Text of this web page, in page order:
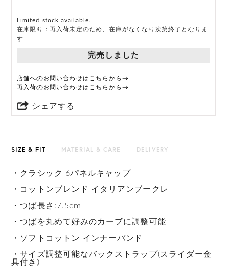
Limited stock available.
在庫限り：再入荷未定のため、在庫がなくなり次第終了となりま
す
完売しました
店舗へのお問い合わせはこちらから→
再入荷のお問い合わせはこちらから→
シェアする
SIZE & FIT MATERIAL & CARE DELIVERY
・クラシック 6パネルキャップ
・コットンブレンド イタリアンブークレ
・つば長さ:7.5cm
・つばを丸めて好みのカーブに調整可能
・ソフトコットン インナーバンド
・サイズ調整可能なバックストラップ(スライダー金
具付き)